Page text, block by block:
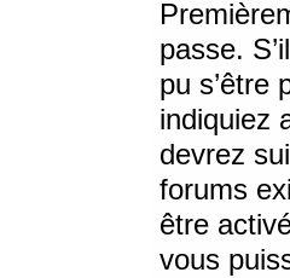
passe.
pu s’être
indiquiez
devrez
forums
être
vous